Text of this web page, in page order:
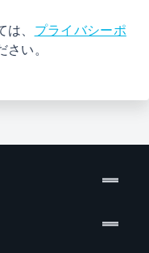
、 プライバシーポ
い。